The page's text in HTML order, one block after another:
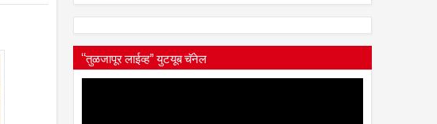
“तुळजापूर लाईव्ह” युटयूब चॅनेल